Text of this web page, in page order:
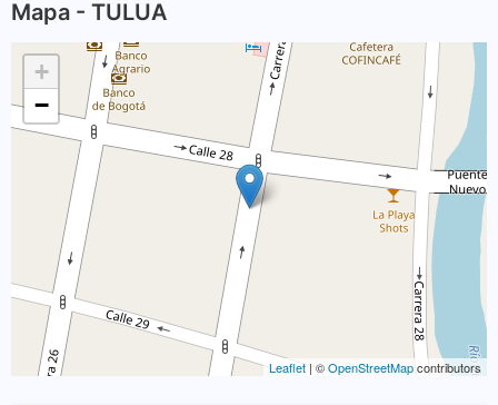
Mapa - TULUA
+
−
Leaflet | ©OpenStreetMapcontributors